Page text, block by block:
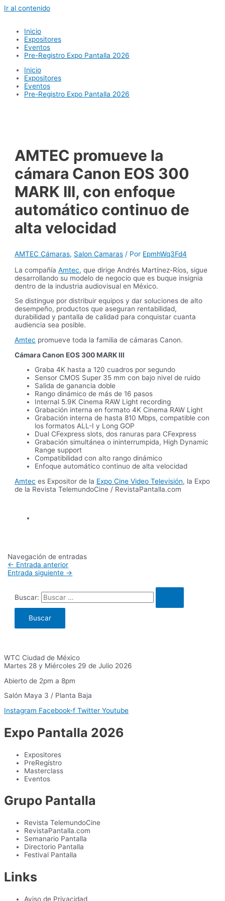
Ir al contenido
Inicio
Expositores
Eventos
Pre-Registro Expo Pantalla 2026
Inicio
Expositores
Eventos
Pre-Registro Expo Pantalla 2026
AMTEC promueve la
cámara Canon EOS 300
MARK III, con enfoque
automático continuo de
alta velocidad
AMTEC Cámaras, Salon Camaras / Por EpmhWq3Fd4
La compañíaAmtec, que dirige Andrés Martínez-Ríos, sigue
desarrollando su modelo de negocio que es buque insignia
dentro de la industria audiovisual en México.
Se distingue por distribuir equipos y dar soluciones de alto
desempeño, productos que aseguran rentabilidad,
durabilidad y pantalla de calidad para conquistar cuanta
audiencia sea posible.
Amtec promueve toda la familia de cámaras Canon.
Cámara Canon EOS 300 MARK III
Graba 4K hasta a 120 cuadros por segundo
Sensor CMOS Super 35 mm con bajo nivel de ruido
Salida de ganancia doble
Rango dinámico de más de 16 pasos
Internal 5.9K Cinema RAW Light recording
Grabación interna en formato 4K Cinema RAW Light
Grabación interna de hasta 810 Mbps, compatible con
los formatos ALL-I y Long GOP
Dual CFexpress slots, dos ranuras para CFexpress
Grabación simultánea o ininterrumpida, High Dynamic
Range support
Compatibilidad con alto rango dinámico
Enfoque automático continuo de alta velocidad
Amtec es Expositor de la Expo Cine Video Televisión, la Expo
de la Revista TelemundoCine / RevistaPantalla.com
Navegación de entradas
← Entrada anterior
Entrada siguiente →
Buscar:
WTC Ciudad de México
Martes 28 y Miércoles 29 de Julio 2026
Abierto de 2pm a 8pm
Salón Maya 3 / Planta Baja
Instagram Facebook-f Twitter Youtube
Expo Pantalla 2026
Expositores
PreRegístro
Masterclass
Eventos
Grupo Pantalla
Revista TelemundoCine
RevistaPantalla.com
Semanario Pantalla
Directorio Pantalla
Festival Pantalla
Links
Aviso de Privacidad